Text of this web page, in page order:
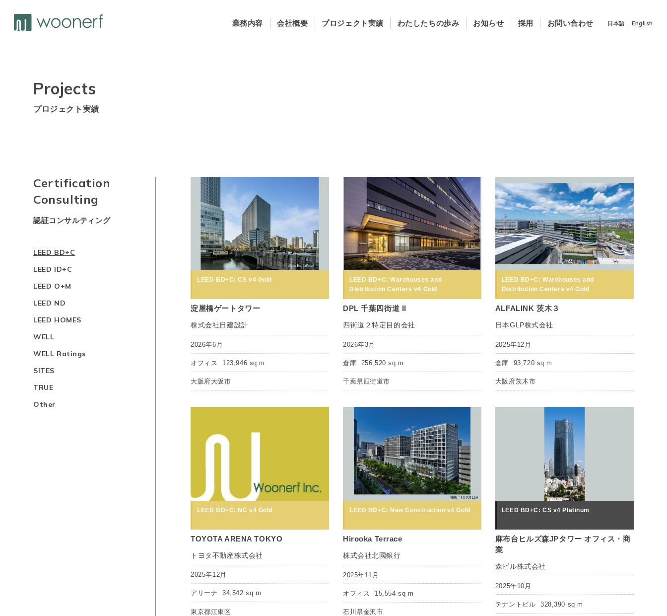
業務内容 会社概要 プロジェクト実績 わたしたちの歩み お知らせ 採用 お問い合わせ 日本語 English
Projects
プロジェクト実績
Certification
Consulting
認証コンサルティング
LEED BD+C
LEED ID+C
LEED O+M
LEED ND
LEED HOMES
WELL
WELL Ratings
SITES
TRUE
Other
LEED BD+C: CS v4 Gold
淀屋橋ゲートタワー
株式会社日建設計
2026年6月
オフィス 123,946 sq m
大阪府大阪市
LEED BD+C: Warehouses and
Distribution Centers v4 Gold
DPL 千葉四街道 II
四街道２特定目的会社
2026年3月
倉庫 256,520 sq m
千葉県四街道市
LEED BD+C: Warehouses and
Distribution Centers v4 Gold
ALFALINK 茨木３
日本GLP株式会社
2025年12月
倉庫 93,720 sq m
大阪府茨木市
LEED BD+C: NC v4 Gold
TOYOTA ARENA TOKYO
トヨタ不動産株式会社
2025年12月
アリーナ 34,542 sq m
東京都江東区
LEED BD+C: New Construction v4 Gold
Hirooka Terrace
株式会社北國銀行
2025年11月
オフィス 15,554 sq m
石川県金沢市
LEED BD+C: CS v4 Platinum
麻布台ヒルズ森JPタワー オフィス・商
業
森ビル株式会社
2025年10月
テナントビル 328,390 sq m